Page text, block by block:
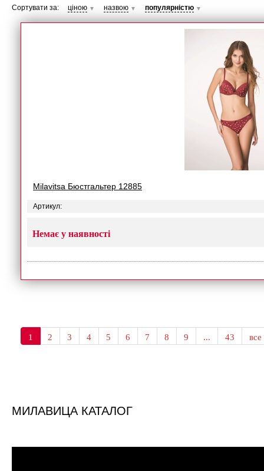
Сортувати за: ціною ▼ назвою ▼ популярністю ▼
Milavitsa Бюстгальтер 12885
Артикул:
Немає у наявності
1 2 3 4 5 6 7 8 9 ... 43 все
МИЛАВИЦА КАТАЛОГ